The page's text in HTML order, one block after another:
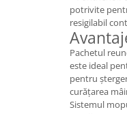
potrivite
resigilabil
Pachetul
este ideal
pentru
curățarea
Sistemul